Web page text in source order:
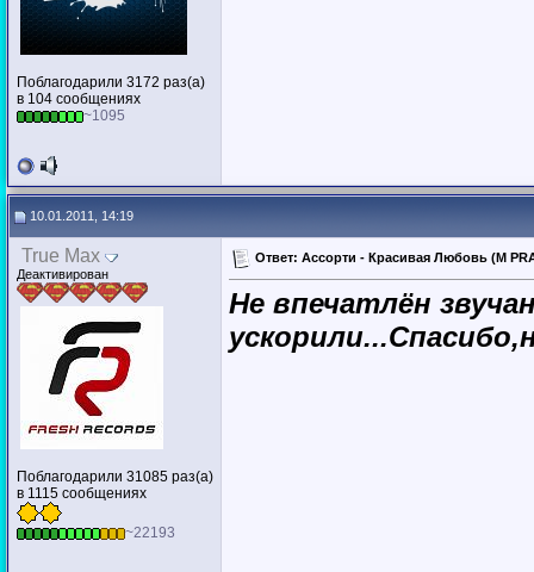
Поблагодарили 3172 раз(а)
в 104 сообщениях
~1095
10.01.2011, 14:19
True Max
Деактивирован
Поблагодарили 31085 раз(а)
в 1115 сообщениях
~22193
Ответ: Ассорти - Красивая Любовь (M
Не впечатлён